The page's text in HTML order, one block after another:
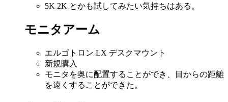
5K 2K とかも試してみたい気持ちはある。
モニタアーム
エルゴトロン LX デスクマウント
新規購入
モニタを奥に配置することができ、目からの距離
を遠くすることができた。